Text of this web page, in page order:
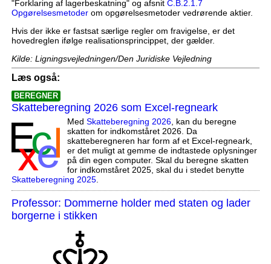
"Forklaring af lagerbeskatning" og afsnit C.B.2.1.7
Opgørelsesmetoderom opgørelsesmetoder vedrørende aktier.
Hvis der ikke er fastsat særlige regler om fravigelse, er det
hovedreglen ifølge realisationsprincippet, der gælder.
Kilde: Ligningsvejledningen/Den Juridiske Vejledning
Læs også:
BEREGNER
Skatteberegning 2026 som Excel-regneark
Med Skatteberegning 2026, kan du beregne
skatten for indkomståret 2026. Da
skatteberegneren har form af et Excel-regneark,
er det muligt at gemme de indtastede oplysninger
på din egen computer. Skal du beregne skatten
for indkomståret 2025, skal du i stedet benytte
Skatteberegning 2025.
Professor: Dommerne holder med staten og lader
borgerne i stikken